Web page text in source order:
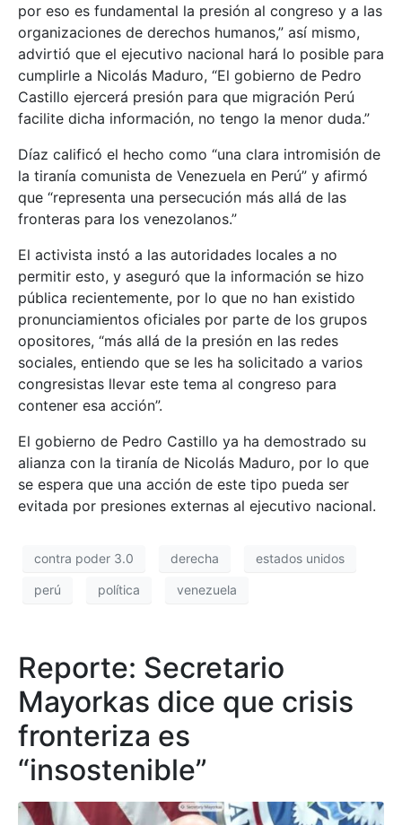
por eso es fundamental la presión al congreso y a las
organizaciones de derechos humanos,” así mismo,
advirtió que el ejecutivo nacional hará lo posible para
cumplirle a Nicolás Maduro, “El gobierno de Pedro
Castillo ejercerá presión para que migración Perú
facilite dicha información, no tengo la menor duda.”
Díaz calificó el hecho como “una clara intromisión de
la tiranía comunista de Venezuela en Perú” y afirmó
que “representa una persecución más allá de las
fronteras para los venezolanos.”
El activista instó a las autoridades locales a no
permitir esto, y aseguró que la información se hizo
pública recientemente, por lo que no han existido
pronunciamientos oficiales por parte de los grupos
opositores, “más allá de la presión en las redes
sociales, entiendo que se les ha solicitado a varios
congresistas llevar este tema al congreso para
contener esa acción”.
El gobierno de Pedro Castillo ya ha demostrado su
alianza con la tiranía de Nicolás Maduro, por lo que
se espera que una acción de este tipo pueda ser
evitada por presiones externas al ejecutivo nacional.
contra poder 3.0 derecha estados unidos
perú política venezuela
Reporte: Secretario
Mayorkas dice que crisis
fronteriza es
“insostenible”